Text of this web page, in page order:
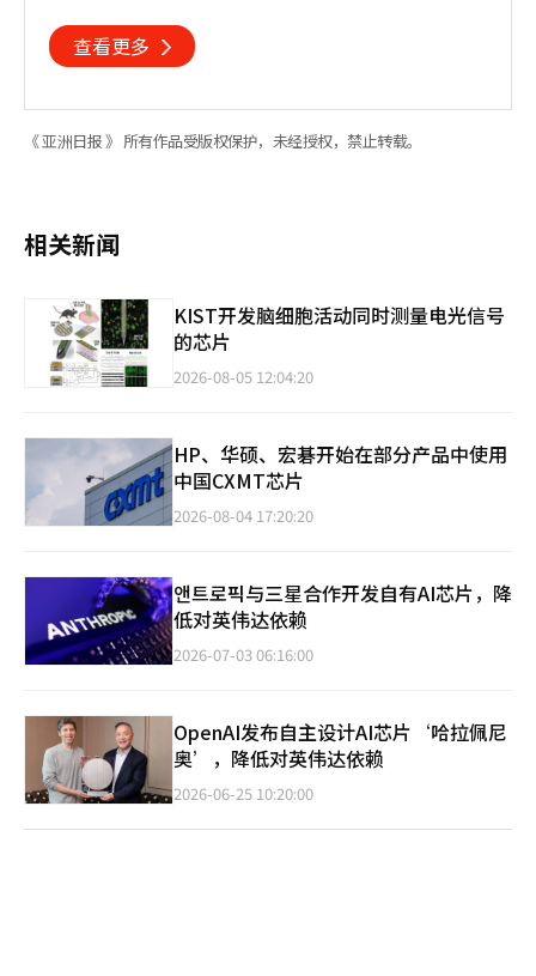
查看更多
《 亚洲日报 》 所有作品受版权保护，未经授权，禁止转载。
相关新闻
KIST开发脑细胞活动同时测量电光信号
的芯片
2026-08-05 12:04:20
HP、华硕、宏碁开始在部分产品中使用
中国CXMT芯片
2026-08-04 17:20:20
앤트로픽与三星合作开发自有AI芯片，降
低对英伟达依赖
2026-07-03 06:16:00
OpenAI发布自主设计AI芯片‘哈拉佩尼
奥’，降低对英伟达依赖
2026-06-25 10:20:00